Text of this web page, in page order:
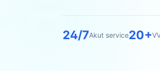
24/7Akut service20+